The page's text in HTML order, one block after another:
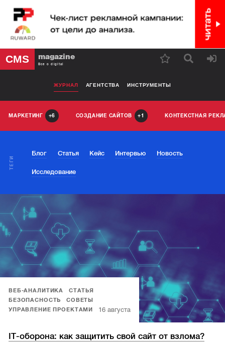
CMS magazine
Все о digital
ЖУРНАЛ АГЕНТСТВА ИНСТРУМЕНТЫ
МАРКЕТИНГ 6 СОЗДАНИЕ САЙТОВ 1 КОНТЕКСТНАЯ
ТЕГИ
Блог Статья Кейс Интервью Новость
Исследование
ВЕБ-АНАЛИТИКА
СТАТЬЯ
БЕЗОПАСНОСТЬ
СОВЕТЫ
УПРАВЛЕНИЕ ПРОЕКТАМИ
16 августа
IT-оборона: как защитить свой сайт от взлома?